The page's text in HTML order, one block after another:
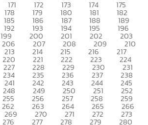
171 172 173 174 175
178 179 180 181 182
185 186 187 188 189
192 193 194 195 196
199 200 201 202 203
206 207 208 209 210
213 214 215 216 217
220 221 222 223 224
227 228 229 230 231
234 235 236 237 238
241 242 243 244 245
248 249 250 251 252
255 256 257 258 259
262 263 264 265 266
269 270 271 272 273
276 277 278 279 280